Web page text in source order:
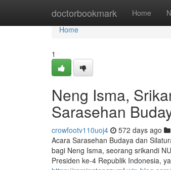
doctorbookmark Home
Home
Home
1
Neng Isma,
Sarasehan
crowfootv110uoj4 572 days ago
Acara Sarasehan Budaya dan
bagi Neng Isma, seorang srikandi
Presiden ke-4 Republik Indonesia,